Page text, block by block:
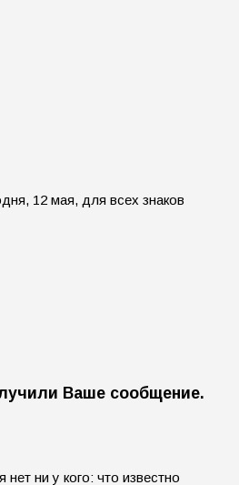
12 мая, для всех знаков
Ваше сообщение.